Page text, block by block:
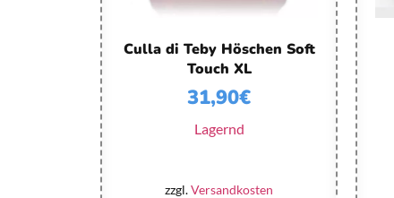
Culla di Teby Höschen Soft
Touch XL
31,90€
Lagernd
zzgl.Versandkosten